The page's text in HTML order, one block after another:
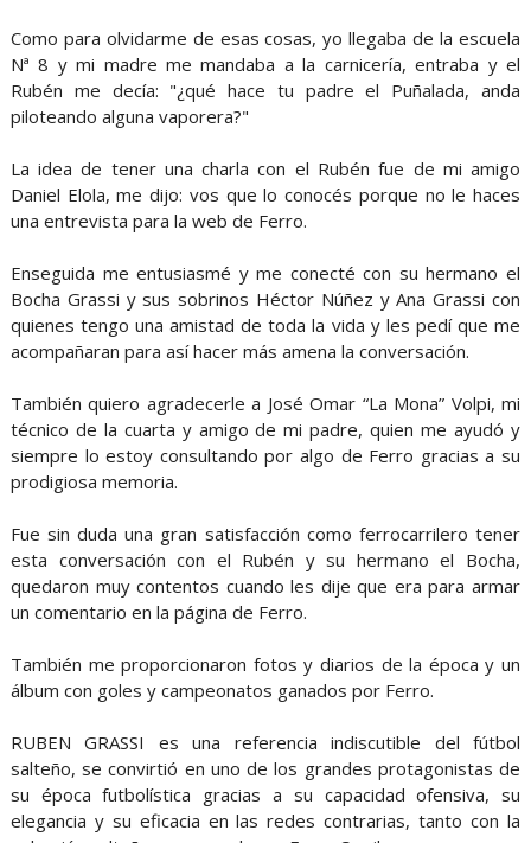
Como para olvidarme de esas cosas, yo llegaba de la escuela
Nª 8 y mi madre me mandaba a la carnicería, entraba y el
Rubén me decía: "¿qué hace tu padre el Puñalada, anda
piloteando alguna vaporera?"
La idea de tener una charla con el Rubén fue de mi amigo
Daniel Elola, me dijo: vos que lo conocés porque no le haces
una entrevista para la web de Ferro.
Enseguida me entusiasmé y me conecté con su hermano el
Bocha Grassi y sus sobrinos Héctor Núñez y Ana Grassi con
quienes tengo una amistad de toda la vida y les pedí que me
acompañaran para así hacer más amena la conversación.
También quiero agradecerle a José Omar “La Mona” Volpi, mi
técnico de la cuarta y amigo de mi padre, quien me ayudó y
siempre lo estoy consultando por algo de Ferro gracias a su
prodigiosa memoria.
Fue sin duda una gran satisfacción como ferrocarrilero tener
esta conversación con el Rubén y su hermano el Bocha,
quedaron muy contentos cuando les dije que era para armar
un comentario en la página de Ferro.
También me proporcionaron fotos y diarios de la época y un
álbum con goles y campeonatos ganados por Ferro.
RUBEN GRASSI es una referencia indiscutible del fútbol
salteño, se convirtió en uno de los grandes protagonistas de
su época futbolística gracias a su capacidad ofensiva, su
elegancia y su eficacia en las redes contrarias, tanto con la